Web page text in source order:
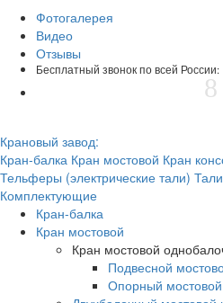
Фотогалерея
Видео
Отзывы
Бесплатный звонок по всей России:
Крановый завод:
Кран-балка Кран мостовой Кран
Тельферы (электрические тали) Тали
Комплектующие
Кран-балка
Кран мостовой
Кран мостовой
Подвесной
Опорный мостовой